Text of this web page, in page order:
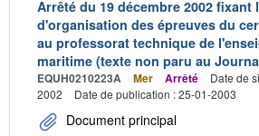
Arrêté du 19 décembre 2002 fixant
d'organisation des épreuves du
au professorat technique de
maritime (texte non paru au
EQUH0210223A Mer Arrêté
Date de
2002
Date de publication : 25-01-2003
Document principal